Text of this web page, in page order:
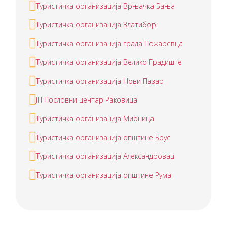
Туристичка организација Врњачка Бања
Туристичка организација Златибор
Туристичка организација града Пожаревца
Туристичка организација Велико Градиште
Туристичка организација Нови Пазар
ЈП Пословни центар Раковица
Туристичка организација Мионица
Туристичка организација општине Брус
Туристичка организација Александровац
Туристичка организација општине Рума